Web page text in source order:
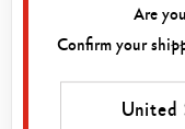
Are
Confirm your
United